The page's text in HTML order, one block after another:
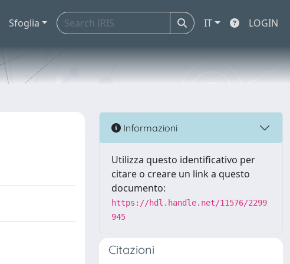
Sfoglia IT LOGIN
Informazioni
Utilizza questo identificativo per
citare o creare un link a questo
documento:
https://hdl.handle.net/11576/2299
945
Citazioni